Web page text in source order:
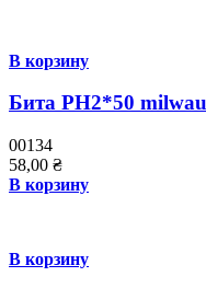
В корзину
Бита PH2*50
00134
58,00 ₴
В корзину
В корзину